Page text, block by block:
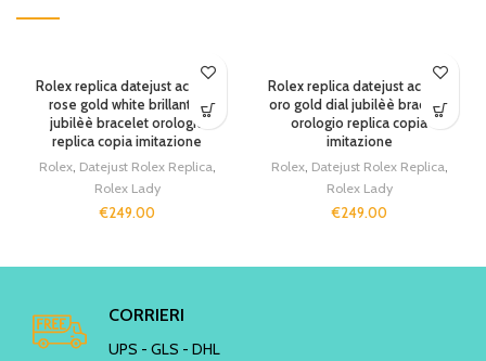
Rolex replica datejust acciaio
rose gold white brillantini
jubilèè bracelet orologio
replica copia imitazione
Rolex, Datejust Rolex Replica,
Rolex Lady
€249.00
Rolex replica datejust acciaio
oro gold dial jubilèè bracelet
orologio replica copia
imitazione
Rolex, Datejust Rolex Replica,
Rolex Lady
€249.00
CORRIERI
UPS - GLS - DHL